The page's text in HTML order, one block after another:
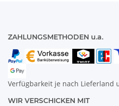
ZAHLUNGSMETHODEN u.a.
Verfügbarkeit je nach Lieferland
WIR VERSCHICKEN MIT